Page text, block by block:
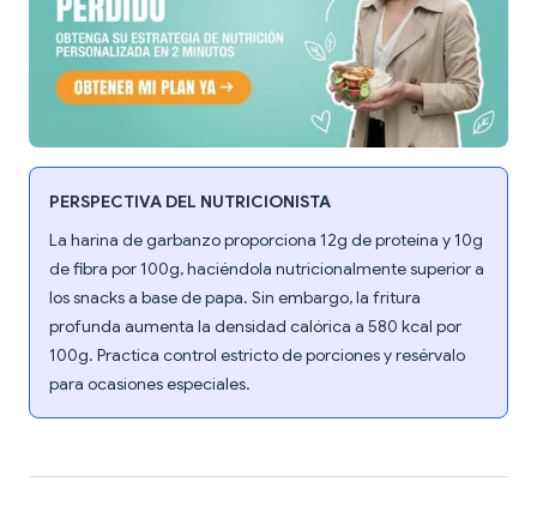
PERSPECTIVA DEL NUTRICIONISTA
La harina de garbanzo proporciona 12g de proteína y 10g
de fibra por 100g, haciéndola nutricionalmente superior a
los snacks a base de papa. Sin embargo, la fritura
profunda aumenta la densidad calórica a 580 kcal por
100g. Practica control estricto de porciones y resérvalo
para ocasiones especiales.